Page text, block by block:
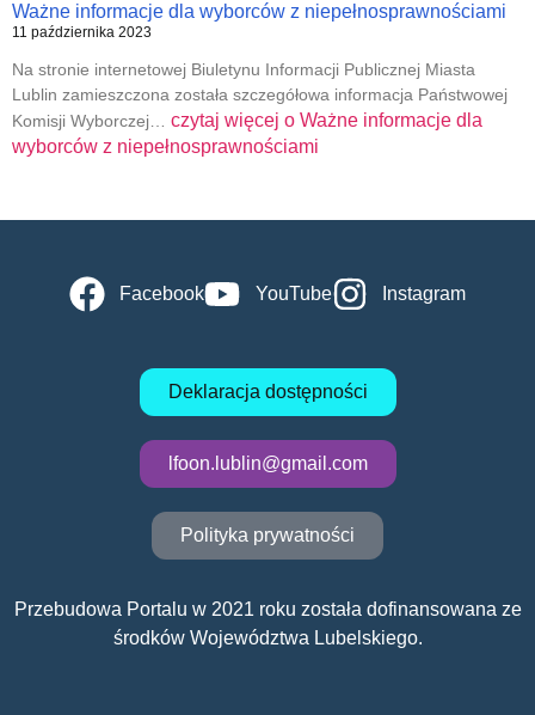
Ważne informacje dla wyborców z niepełnosprawnościami
11 października 2023
Na stronie internetowej Biuletynu Informacji Publicznej Miasta
Lublin zamieszczona została szczegółowa informacja Państwowej
Komisji Wyborczej… czytaj więcej o Ważne informacje dla
wyborców z niepełnosprawnościami
Facebook YouTube Instagram
Deklaracja dostępności
lfoon.lublin@gmail.com
Polityka prywatności
Przebudowa Portalu w 2021 roku została dofinansowana ze
środków Województwa Lubelskiego.